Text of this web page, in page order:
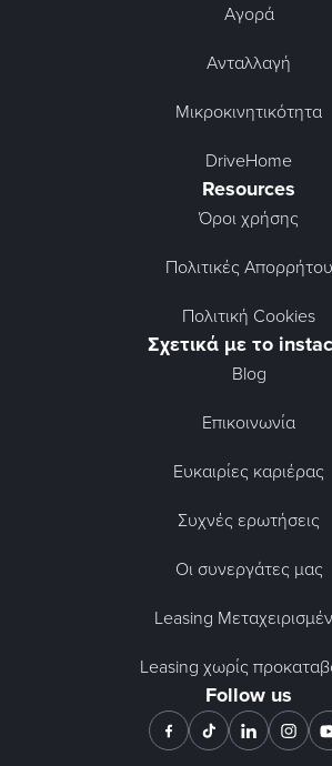
Αγορά
Ανταλλαγή
Μικροκινητικότητα
DriveHome
Resources
Όροι χρήσης
Πολιτικές Απορρήτου
Πολιτική Cookies
Σχετικά με το
Blog
Επικοινωνία
Ευκαιρίες καριέρας
Συχνές ερωτήσεις
Οι συνεργάτες μας
Leasing
Leasing χωρίς
Follow us